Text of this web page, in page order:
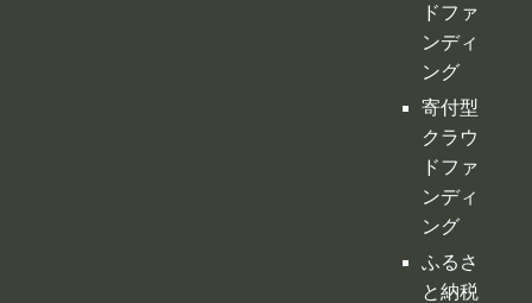
ドファ
ンディ
ング
寄付型
クラウ
ドファ
ンディ
ング
ふるさ
と納税